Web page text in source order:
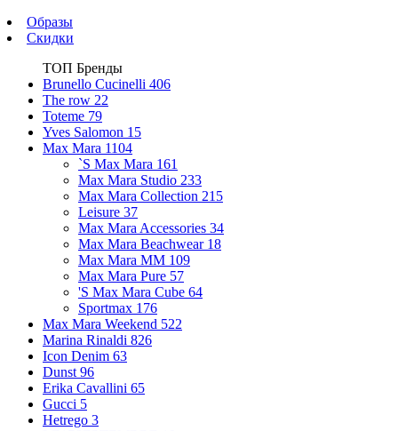
Образы
Скидки
ТОП Бренды
Brunello Cucinelli 406
The row 22
Toteme 79
Yves Salomon 15
Max Mara 1104
`S Max Mara 161
Max Mara Studio 233
Max Mara Collection 215
Leisure 37
Max Mara Accessories 34
Max Mara Beachwear 18
Max Mara MM 109
Max Mara Pure 57
'S Max Mara Cube 64
Sportmax 176
Max Mara Weekend 522
Marina Rinaldi 826
Icon Denim 63
Dunst 96
Erika Cavallini 65
Gucci 5
Hetrego 3